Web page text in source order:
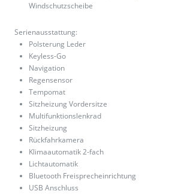
Windschutzscheibe
Serienausstattung:
Polsterung Leder
Keyless-Go
Navigation
Regensensor
Tempomat
Sitzheizung Vordersitze
Multifunktionslenkrad
Sitzheizung
Rückfahrkamera
Klimaautomatik 2-fach
Lichtautomatik
Bluetooth Freisprecheinrichtung
USB Anschluss